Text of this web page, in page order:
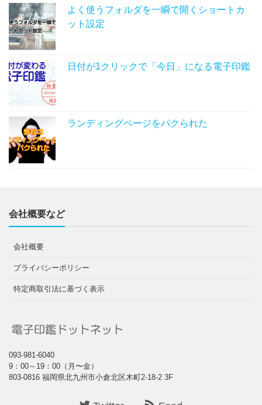
よく使うフォルダを一瞬で開くショートカ
ット設定
日付が1クリックで「今日」になる電子印鑑
ランディングページをパクられた
会社概要など
会社概要
プライバシーポリシー
特定商取引法に基づく表示
093-981-6040
9：00～19：00（月〜金）
803-0816 福岡県北九州市小倉北区木町2-18-2 3F